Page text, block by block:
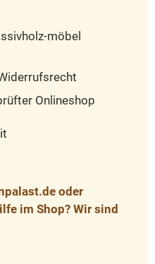
möbel
Onlineshop
oder
im Shop? Wir sind